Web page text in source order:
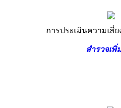
การประเมินความเสี่
สำรวจเพิ่